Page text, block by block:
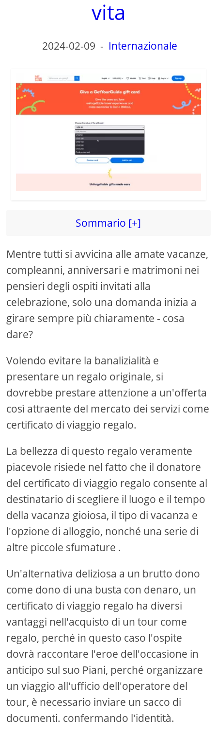
vita
2024-02-09 - Internazionale
Sommario [+]
Mentre tutti si avvicina alle amate vacanze,
compleanni, anniversari e matrimoni nei
pensieri degli ospiti invitati alla
celebrazione, solo una domanda inizia a
girare sempre più chiaramente - cosa
dare?
Volendo evitare la banalizialità e
presentare un regalo originale, si
dovrebbe prestare attenzione a un'offerta
così attraente del mercato dei servizi come
certificato di viaggio regalo.
La bellezza di questo regalo veramente
piacevole risiede nel fatto che il donatore
del certificato di viaggio regalo consente al
destinatario di scegliere il luogo e il tempo
della vacanza gioiosa, il tipo di vacanza e
l'opzione di alloggio, nonché una serie di
altre piccole sfumature .
Un'alternativa deliziosa a un brutto dono
come dono di una busta con denaro, un
certificato di viaggio regalo ha diversi
vantaggi nell'acquisto di un tour come
regalo, perché in questo caso l'ospite
dovrà raccontare l'eroe dell'occasione in
anticipo sul suo Piani, perché organizzare
un viaggio all'ufficio dell'operatore del
tour, è necessario inviare un sacco di
documenti. confermando l'identità.